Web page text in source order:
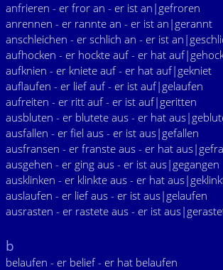
anfrieren - er fror an - er ist an|gefroren
anrennen - er rannte an - er ist an|gerannt
anschleichen - er schlich an - er ist
aufhocken - er hockte auf - er hat
aufknien - er kniete auf - er hat auf|gekniet
auflaufen - er lief auf - er ist auf|gelaufen
aufreiten - er ritt auf - er ist auf|geritten
ausbluten - er blutete aus - er hat
ausfallen - er fiel aus - er ist aus|gefallen
ausfransen - er franste aus - er hat
ausgehen - er ging aus - er ist aus|gegangen
ausklinken - er klinkte aus - er hat
auslaufen - er lief aus - er ist aus|gelaufen
ausrasten - er rastete aus - er ist
b
belaufen - er belief - er hat belaufen